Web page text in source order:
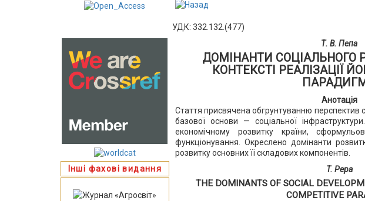
Інші фахові видання
УДК: 332.132.(477)
Т. В. Пепа
ДОМІНАНТИ СОЦІАЛЬНОГО
КОНТЕКСТІ РЕАЛІЗАЦІЇ
Анотація
Стаття присвячена обгрунтуванню перспектив
базової основи — соціальної
економічному розвитку країни,
функціонування. Окреслено домінанти
розвитку основних її складових компонентів.
T. Pepa
THE DOMINANTS OF SOCIAL
COMPETITIVE